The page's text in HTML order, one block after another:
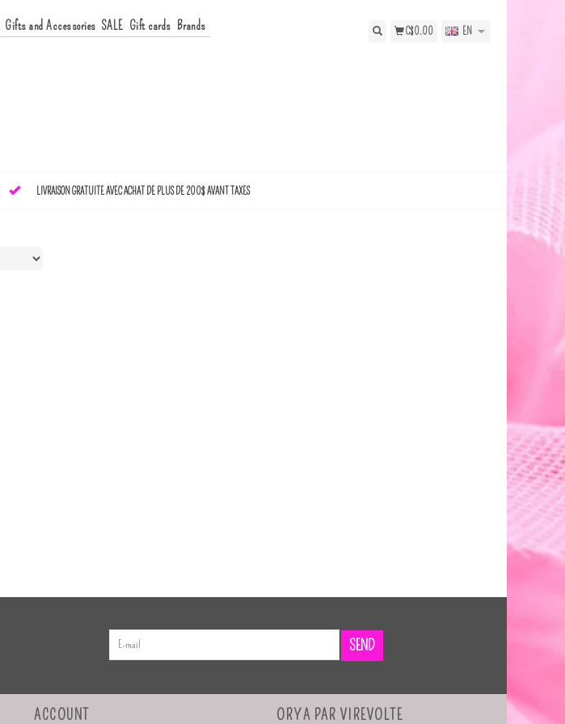
Gifts and Accessories SALE Gift cards Brands C$0.00 EN
LIVRAISON GRATUITE AVEC ACHAT DE PLUS DE 200$ AVANT TAXES
SEND
ACCOUNT ORYA PAR VIREVOLTE